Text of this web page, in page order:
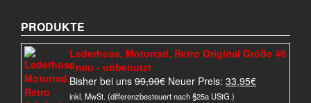
PRODUKTE
Lederhose, Motorrad, Retro Original Größe 46
- neu - unbenutzt
Bisher bei uns 99,90€ Ursprünglicher
Preis
Neuer Preis: 33,95€Aktueller
inkl. MwSt. (differenzbesteuert nach §25a UStG.)